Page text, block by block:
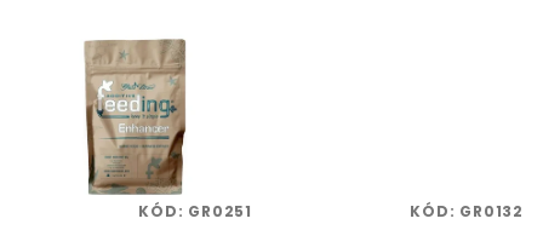
KÓD: GR0251 KÓD: GR0132